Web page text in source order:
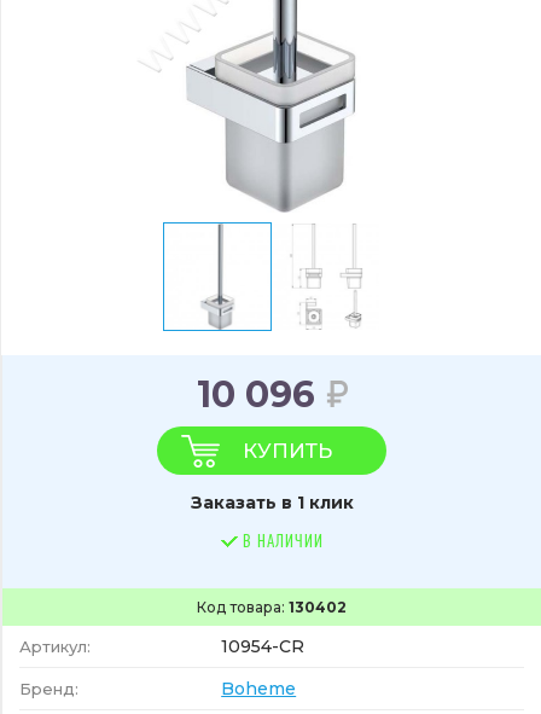
Код товара: 130402
Артикул: 10954-CR
Бренд: Boheme
10 096
КУПИТЬ
Заказать в 1 клик
В НАЛИЧИИ